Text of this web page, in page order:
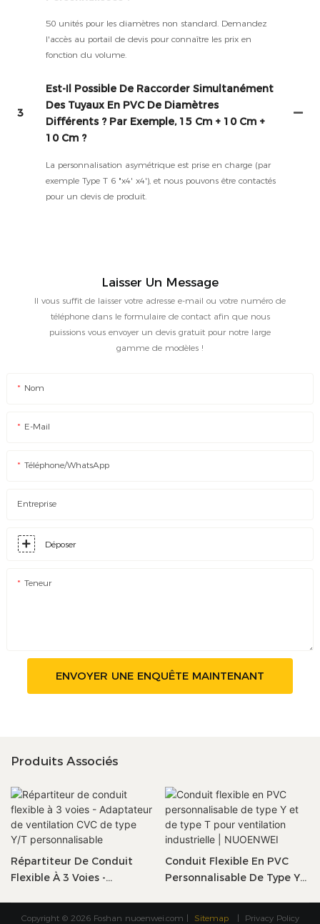
50 unités pour les diamètres non standard. Demandez
l'accès au portail de devis pour connaître les prix en
fonction du volume.
3
Est-Il Possible De Raccorder Simultanément
Des Tuyaux En PVC De Diamètres
Différents ? Par Exemple, 15 Cm + 10 Cm +
10 Cm ?
La personnalisation asymétrique est prise en charge (par
exemple Type T 6 "x4' x4'), et nous pouvons être contactés
pour un devis de produit.
Laisser Un Message
Il vous suffit de laisser votre adresse e-mail ou votre numéro de
téléphone dans le formulaire de contact afin que nous
puissions vous envoyer un devis gratuit pour notre large
gamme de modèles !
Nom
E-Mail
Téléphone/WhatsApp
Entreprise
Déposer
Teneur
ENVOYER UNE ENQUÊTE MAINTENANT
Produits Associés
Répartiteur De Conduit
Flexible À 3 Voies -
Conduit Flexible En PVC
Personnalisable De Type Y
Copyright © 2026 Foshan nuoenwei.com | Sitemap | Privacy Policy